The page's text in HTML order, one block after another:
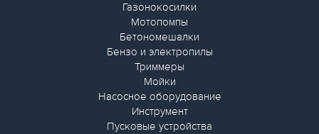
Газонокосилки
Мотопомпы
Бетономешалки
Бензо и электропилы
Триммеры
Мойки
Насосное оборудование
Инструмент
Пусковые устройства